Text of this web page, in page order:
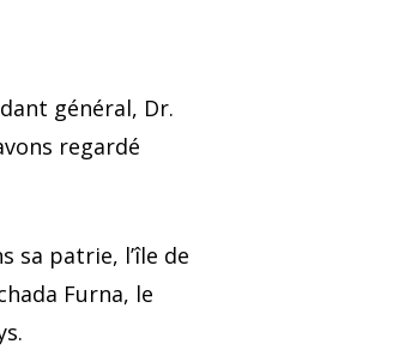
général, Dr.
regardé
sa patrie, l’île de
Furna, le